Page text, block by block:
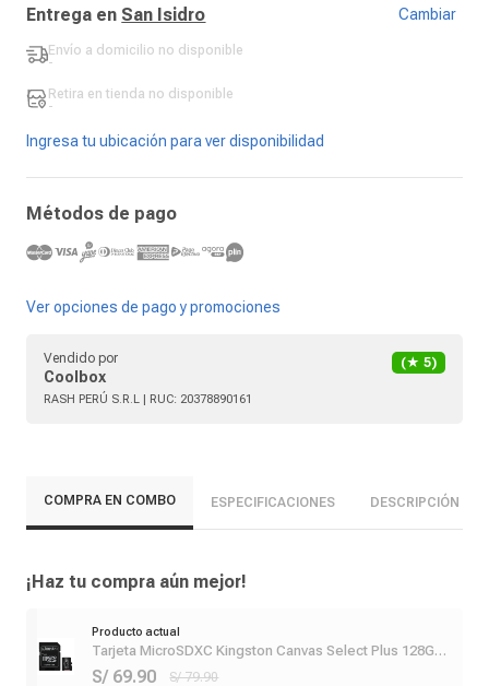
Entrega en San Isidro Cambiar
Envío a domicilio no disponible
-
Retira en tienda no disponible
-
Ingresa tu ubicación para ver disponibilidad
Métodos de pago
Ver opciones de pago y promociones
Vendido por
Coolbox
(★ 5)
RASH PERÚ S.R.L | RUC: 20378890161
COMPRA EN COMBO ESPECIFICACIONES DESCRIPCIÓN
¡Haz tu compra aún mejor!
Producto actual
Tarjeta MicroSDXC Kingston Canvas Select Plus 128GB,
U1, Clase 10, 100MB/s
S/ 69.90 S/ 79.90